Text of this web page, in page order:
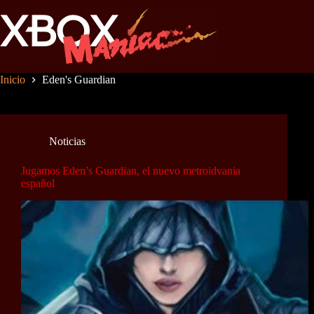
al
contenido
Inicio Eden's Guardian
Noticias
Jugamos Eden’s Guardian, el nuevo metroidvania
español